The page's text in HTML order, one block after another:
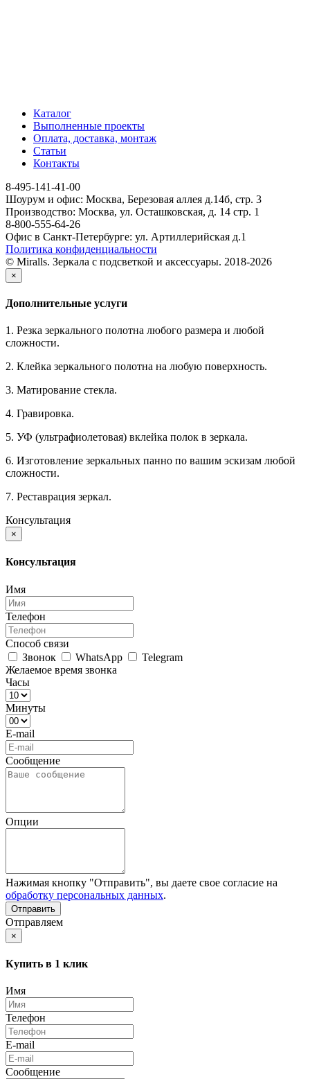
Каталог
Выполненные проекты
Оплата, доставка, монтаж
Статьи
Контакты
8-495-141-41-00
Шоурум и офис: Москва, Березовая аллея д.14б, стр. 3
Производство: Москва, ул. Осташковская, д. 14 стр. 1
8-800-555-64-26
Офис в Санкт-Петербурге: ул. Артиллерийская д.1
Политика конфиденциальности
© Miralls. Зеркала с подсветкой и аксессуары. 2018-2026
×
Дополнительные услуги
1. Резка зеркального полотна любого размера и любой
сложности.
2. Клейка зеркального полотна на любую поверхность.
3. Матирование стекла.
4. Гравировка.
5. УФ (ультрафиолетовая) вклейка полок в зеркала.
6. Изготовление зеркальных панно по вашим эскизам любой
сложности.
7. Реставрация зеркал.
Консультация
×
Консультация
Имя
Телефон
Способ связи
Звонок
WhatsApp
Telegram
Желаемое время звонка
Часы
Минуты
E-mail
Сообщение
Опции
Нажимая кнопку "Отправить", вы даете свое согласие на
обработку персональных данных.
Отправляем
×
Купить в 1 клик
Имя
Телефон
E-mail
Сообщение